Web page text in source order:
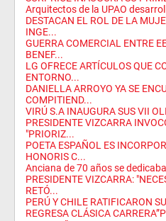
Arquitectos de la UPAO
DESTACAN EL ROL DE LA
INGE...
GUERRA COMERCIAL ENTRE
BENEF...
LG OFRECE ARTÍCULOS QUE
ENTORNO...
DANIELLA ARROYO YA SE
COMPITIEND...
VIRÚ S.A INAUGURA SUS VII
PRESIDENTE VIZCARRA
"PRIORIZ...
POETA ESPAÑOL ES
HONORIS C...
Anciana de 70 años se
PRESIDENTE VIZCARRA:
RETÓ...
PERÚ Y CHILE RATIFICARON
REGRESA CLÁSICA